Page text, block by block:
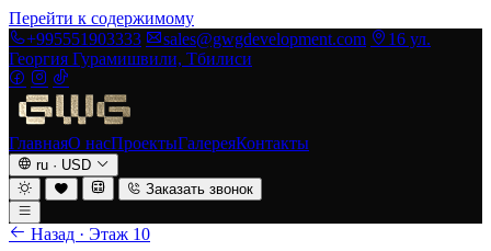
Перейти к содержимому
+995551903333
sales@gwgdevelopment.com
16 ул.
Георгия Гурамишвили, Тбилиси
ГлавнаяО насПроектыГалереяКонтакты
ru · USD
Заказать звонок
Назад · Этаж 10